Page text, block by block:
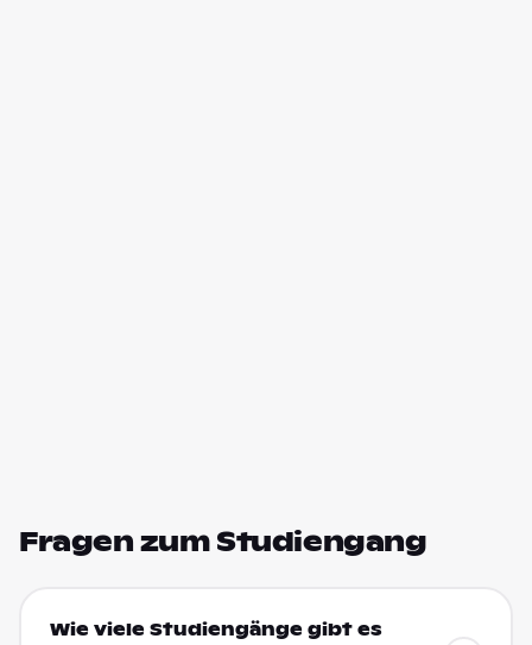
Fragen zum Studiengang
Wie viele Studiengänge gibt es